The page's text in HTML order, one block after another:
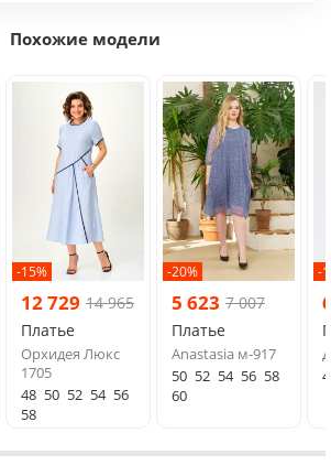
Похожие модели
-15%
12 729 14 965
Платье
Орхидея Люкс
1705
48 50 52 54 56
58
-20%
5 623 7 007
Платье
Anastasia м-917
50 52 54 56 58
60
-